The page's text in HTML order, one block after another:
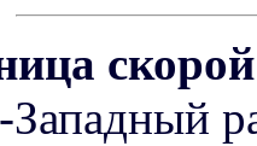
Западный